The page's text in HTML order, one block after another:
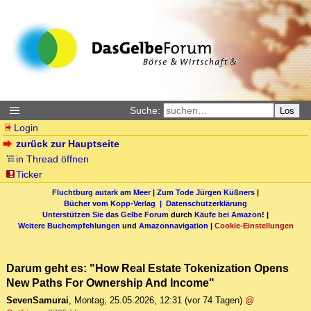
Suche: Los
Login
zurück zur Hauptseite
in Thread öffnen
Ticker
Fluchtburg autark am Meer| Zum Tode Jürgen Küßners |
Bücher vom Kopp-Verlag | Datenschutzerklärung
Unterstützen Sie das Gelbe Forum durch Käufe bei Amazon! |
Weitere Buchempfehlungen und Amazonnavigation | Cookie-Einstellungen
Darum geht es: "How Real Estate Tokenization Opens
New Paths For Ownership And Income"
SevenSamurai, Montag, 25.05.2026, 12:31 (vor 74 Tagen) @